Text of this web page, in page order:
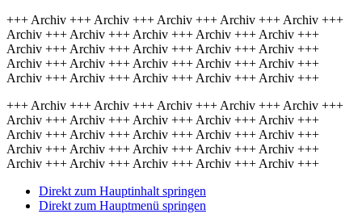
+++ Archiv +++ Archiv +++ Archiv +++ Archiv +++ Archiv +++
Archiv +++ Archiv +++ Archiv +++ Archiv +++ Archiv +++
Archiv +++ Archiv +++ Archiv +++ Archiv +++ Archiv +++
Archiv +++ Archiv +++ Archiv +++ Archiv +++ Archiv +++
Archiv +++ Archiv +++ Archiv +++ Archiv +++ Archiv +++
+++ Archiv +++ Archiv +++ Archiv +++ Archiv +++ Archiv +++
Archiv +++ Archiv +++ Archiv +++ Archiv +++ Archiv +++
Archiv +++ Archiv +++ Archiv +++ Archiv +++ Archiv +++
Archiv +++ Archiv +++ Archiv +++ Archiv +++ Archiv +++
Archiv +++ Archiv +++ Archiv +++ Archiv +++ Archiv +++
Direkt zum Hauptinhalt springen
Direkt zum Hauptmenü springen